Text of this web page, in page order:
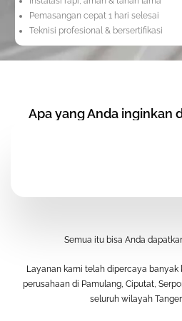
Pemasangan cepat 1 hari selesai
Teknisi profesional & bersertifikasi
Apa yang Anda inginkan
Semua itu bisa Anda
Layanan kami telah dipercaya banyak
perusahaan di Pamulang, Ciputat,
seluruh wilayah